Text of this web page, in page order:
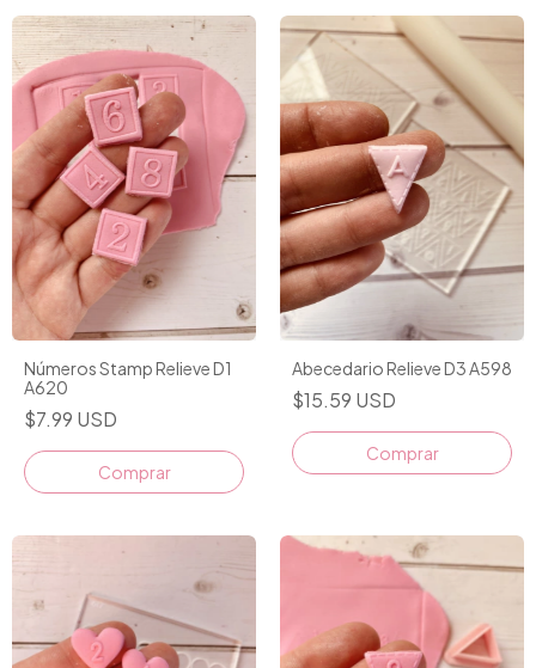
Números Stamp Relieve D1
A620
$7.99 USD
Comprar
Abecedario Relieve D3 A598
$15.59 USD
Comprar